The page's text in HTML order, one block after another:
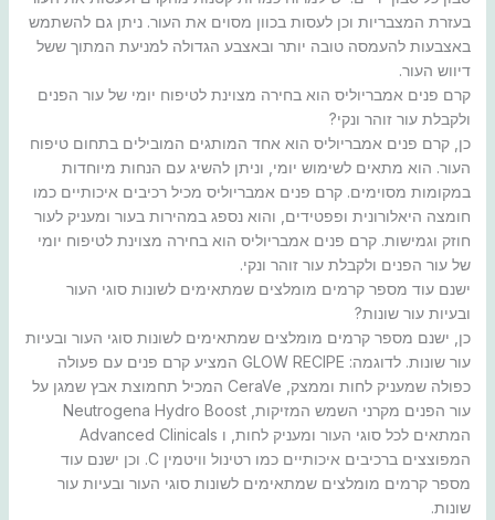
בעזרת המצבריות וכן לעסות בכוון מסוים את העור. ניתן גם להשתמש
באצבעות להעמסה טובה יותר ובאצבע הגדולה למניעת המתוך ששל
דיווש העור.
קרם פנים אמבריוליס הוא בחירה מצוינת לטיפוח יומי של עור הפנים
ולקבלת עור זוהר ונקי?
כן, קרם פנים אמבריוליס הוא אחד המותגים המובילים בתחום טיפוח
העור. הוא מתאים לשימוש יומי, וניתן להשיג עם הנחות מיוחדות
במקומות מסוימים. קרם פנים אמבריוליס מכיל רכיבים איכותיים כמו
חומצה היאלורונית ופפטידים, והוא נספג במהירות בעור ומעניק לעור
חוזק וגמישות. קרם פנים אמבריוליס הוא בחירה מצוינת לטיפוח יומי
של עור הפנים ולקבלת עור זוהר ונקי.
ישנם עוד מספר קרמים מומלצים שמתאימים לשונות סוגי העור
ובעיות עור שונות?
כן, ישנם מספר קרמים מומלצים שמתאימים לשונות סוגי העור ובעיות
עור שונות. לדוגמה: GLOW RECIPE המציע קרם פנים עם פעולה
כפולה שמעניק לחות וממצק, CeraVe המכיל תחמוצת אבץ שמגן על
עור הפנים מקרני השמש המזיקות, Neutrogena Hydro Boost
המתאים לכל סוגי העור ומעניק לחות, ו Advanced Clinicals
המפוצצים ברכיבים איכותיים כמו רטינול וויטמין C. וכן ישנם עוד
מספר קרמים מומלצים שמתאימים לשונות סוגי העור ובעיות עור
שונות.